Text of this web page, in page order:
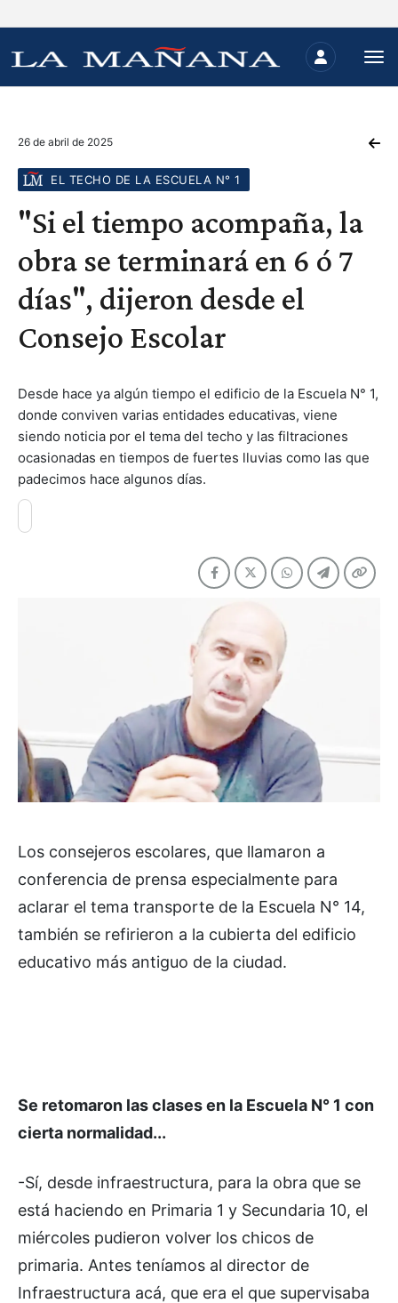
26 de abril de 2025
EL TECHO DE LA ESCUELA N° 1
"Si el tiempo acompaña, la
obra se terminará en 6 ó 7
días", dijeron desde el
Consejo Escolar
Desde hace ya algún tiempo el edificio de la Escuela N° 1,
donde conviven varias entidades educativas, viene
siendo noticia por el tema del techo y las filtraciones
ocasionadas en tiempos de fuertes lluvias como las que
padecimos hace algunos días.
Los consejeros escolares, que llamaron a
conferencia de prensa especialmente para
aclarar el tema transporte de la Escuela N° 14,
también se refirieron a la cubierta del edificio
educativo más antiguo de la ciudad.
Se retomaron las clases en la Escuela N° 1 con
cierta normalidad...
-Sí, desde infraestructura, para la obra que se
está haciendo en Primaria 1 y Secundaria 10, el
miércoles pudieron volver los chicos de
primaria. Antes teníamos al director de
Infraestructura acá, que era el que supervisaba